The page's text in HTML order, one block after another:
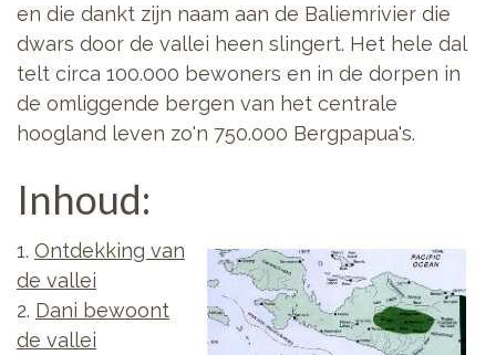
en die dankt zijn naam aan de Baliemrivier die
dwars door de vallei heen slingert. Het hele dal
telt circa 100.000 bewoners en in de dorpen in
de omliggende bergen van het centrale
hoogland leven zo'n 750.000 Bergpapua's.
Inhoud:
1. Ontdekking van
de vallei
2. Dani bewoont
de vallei